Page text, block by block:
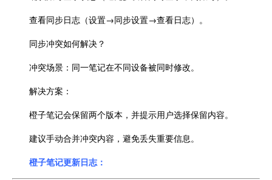
查看同步日志（设置→同步设置→查看日志）。
同步冲突如何解决？
冲突场景：同一笔记在不同设备被同时修改。
解决方案：
橙子笔记会保留两个版本，并提示用户选择保留内容。
建议手动合并冲突内容，避免丢失重要信息。
橙子笔记更新日志：